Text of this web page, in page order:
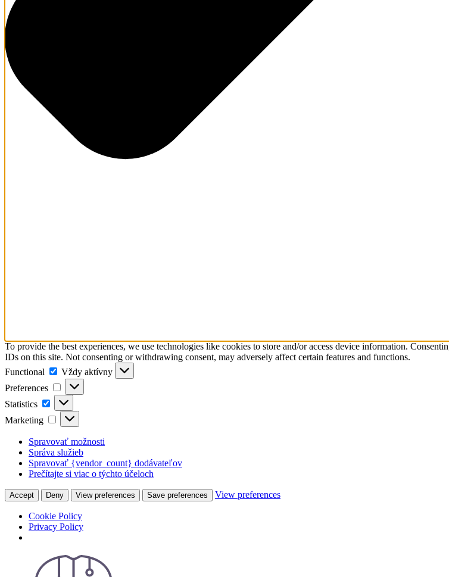
To provide the best experiences, we use technologies like cookies to store and/or access device information.
IDs on this site. Not consenting or withdrawing consent, may adversely affect certain features and functions.
Functional
Functional
Vždy aktívny
Preferences
Preferences
Statistics Statistics
Marketing Marketing
Spravovať možnosti
Správa služieb
Spravovať {vendor_count} dodávateľov
Prečítajte si viac o týchto účeloch
Accept Deny View preferences Save preferences View preferences
Cookie Policy
Privacy Policy